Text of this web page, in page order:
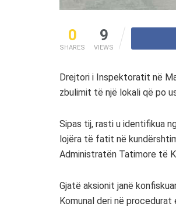
0
SHARES
9
VIEWS
Drejtori i Inspektoratit në
zbulimit të një lokali që po
Sipas tij, rasti u identifikua
lojëra të fatit në
Administratën Tatimore të
Gjatë aksionit janë
Komunal deri në procedurat